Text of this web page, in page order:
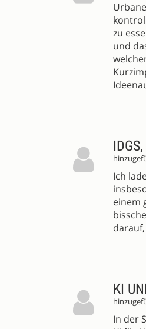
zu
und
Ich
einem
KI
In der